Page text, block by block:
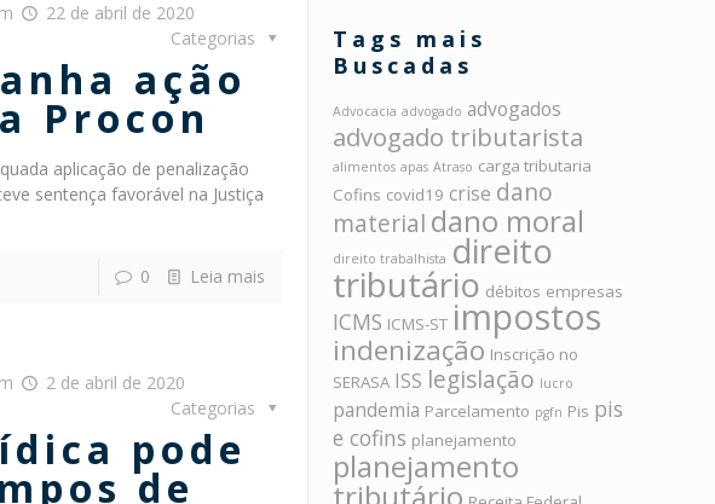
22 de abril de 2020
Categorias
ação
Procon
aplicação de penalização
sentença favorável na Justiça
0 Leia mais
2 de abril de 2020
Categorias
pode
de
Tags mais
Buscadas
Advocacia advogado advogados
advogado tributarista
alimentos apas Atraso carga tributaria
Cofins covid19 crise dano
material dano moral
direito trabalhista direito
tributário débitos empresas
ICMS ICMS-ST impostos
indenização Inscrição no
SERASA ISS legislação lucro
pandemia Parcelamento pgfn Pis pis
e cofins planejamento
planejamento